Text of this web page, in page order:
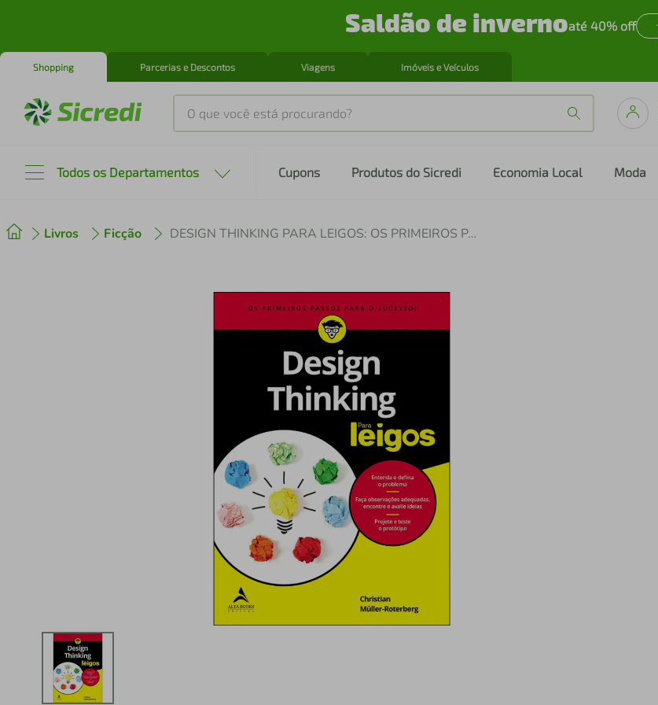
Saldão de invernoaté 40% off
Shopping Parcerias e Descontos Viagens Imóveis e Veículos
O que você está procurando?
Todos os Departamentos Cupons Produtos do Sicredi Economia Local Moda
Livros Ficção DESIGN THINKING PARA LEIGOS: OS PRIMEIROS PASSOS PARA O SUCESSO
2º cafeteira